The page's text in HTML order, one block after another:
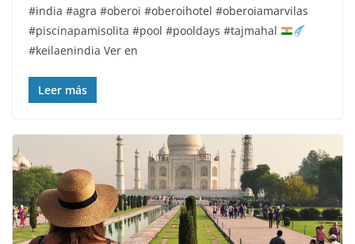
#india #agra #oberoi #oberoihotel #oberoiamarvilas
#piscinapamisolita #pool #pooldays #tajmahal
#keilaenindia Ver en
Leer más